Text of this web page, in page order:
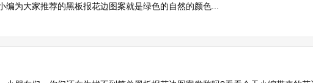
编为大家推荐的黑板报花边图案就是绿色的自然的颜色...